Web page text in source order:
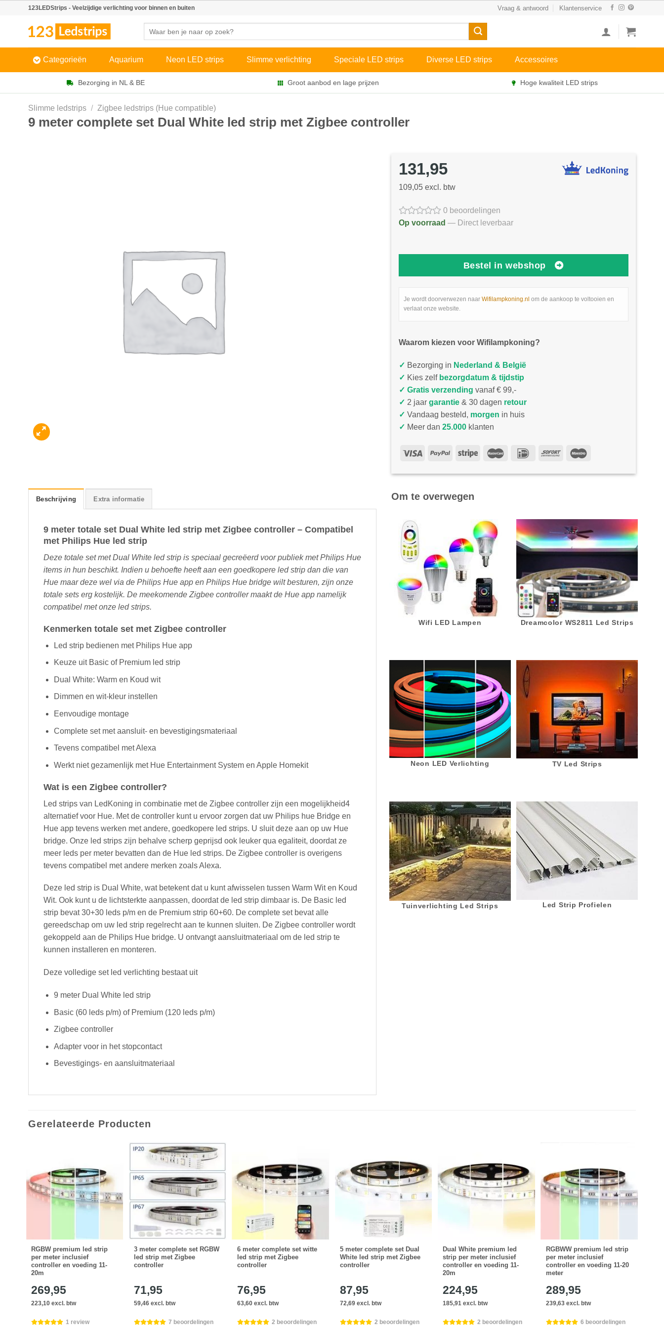
123LEDStrips - Veelzijdige verlichting voor binnen en buiten Vraag & antwoord Klantenservice
Categorieën Aquarium Neon LED strips Slimme verlichting Speciale LED strips Diverse LED strips Accessoires
Bezorging in NL & BE Groot aanbod en lage prijzen Hoge kwaliteit LED strips
Slimme ledstrips / Zigbee ledstrips (Hue compatible)
9 meter complete set Dual White led strip met Zigbee controller
131,95
109,05 excl. btw
0 beoordelingen
Op voorraad — Direct leverbaar
Bestel in webshop
Je wordt doorverwezen naar Wifilampkoning.nl om de aankoop te voltooien en
verlaat onze website.
Waarom kiezen voor Wifilampkoning?
✓ Bezorging in Nederland & België
✓ Kies zelf bezorgdatum & tijdstip
✓ Gratis verzending vanaf € 99,-
✓ 2 jaar garantie & 30 dagen retour
✓ Vandaag besteld, morgen in huis
✓ Meer dan 25.000 klanten
Beschrijving Extra informatie
9 meter totale set Dual White led strip met Zigbee controller – Compatibel
met Philips Hue led strip
Deze totale set met Dual White led strip is speciaal gecreëerd voor publiek met Philips Hue
items in hun beschikt. Indien u behoefte heeft aan een goedkopere led strip dan die van
Hue maar deze wel via de Philips Hue app en Philips Hue bridge wilt besturen, zijn onze
totale sets erg kostelijk. De meekomende Zigbee controller maakt de Hue app namelijk
compatibel met onze led strips.
Kenmerken totale set met Zigbee controller
Led strip bedienen met Philips Hue app
Keuze uit Basic of Premium led strip
Dual White: Warm en Koud wit
Dimmen en wit-kleur instellen
Eenvoudige montage
Complete set met aansluit- en bevestigingsmateriaal
Tevens compatibel met Alexa
Werkt niet gezamenlijk met Hue Entertainment System en Apple Homekit
Wat is een Zigbee controller?
Led strips van LedKoning in combinatie met de Zigbee controller zijn een mogelijkheid4
alternatief voor Hue. Met de controller kunt u ervoor zorgen dat uw Philips hue Bridge en
Hue app tevens werken met andere, goedkopere led strips. U sluit deze aan op uw Hue
bridge. Onze led strips zijn behalve scherp geprijsd ook leuker qua egaliteit, doordat ze
meer leds per meter bevatten dan de Hue led strips. De Zigbee controller is overigens
tevens compatibel met andere merken zoals Alexa.
Deze led strip is Dual White, wat betekent dat u kunt afwisselen tussen Warm Wit en Koud
Wit. Ook kunt u de lichtsterkte aanpassen, doordat de led strip dimbaar is. De Basic led
strip bevat 30+30 leds p/m en de Premium strip 60+60. De complete set bevat alle
gereedschap om uw led strip regelrecht aan te kunnen sluiten. De Zigbee controller wordt
gekoppeld aan de Philips Hue bridge. U ontvangt aansluitmateriaal om de led strip te
kunnen installeren en monteren.
Deze volledige set led verlichting bestaat uit
9 meter Dual White led strip
Basic (60 leds p/m) of Premium (120 leds p/m)
Zigbee controller
Adapter voor in het stopcontact
Bevestigings- en aansluitmateriaal
Om te overwegen
Wifi LED Lampen Dreamcolor WS2811 Led Strips
Neon LED Verlichting TV Led Strips
Tuinverlichting Led Strips Led Strip Profielen
Gerelateerde Producten
RGBW premium led strip
per meter inclusief
controller en voeding 11-
20m
269,95
223,10 excl. btw
1 review
3 meter complete set RGBW
led strip met Zigbee
controller
71,95
59,46 excl. btw
7 beoordelingen
6 meter complete set witte
led strip met Zigbee
controller
76,95
63,60 excl. btw
2 beoordelingen
5 meter complete set Dual
White led strip met Zigbee
controller
87,95
72,69 excl. btw
2 beoordelingen
Dual White premium led
strip per meter inclusief
controller en voeding 11-
20m
224,95
185,91 excl. btw
2 beoordelingen
RGBWW premium led strip
per meter inclusief
controller en voeding 11-20
meter
289,95
239,63 excl. btw
6 beoordelingen